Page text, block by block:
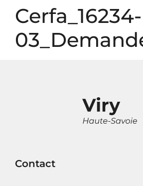
Cerfa_16234-
Contact
Panneau de gestion des cookies